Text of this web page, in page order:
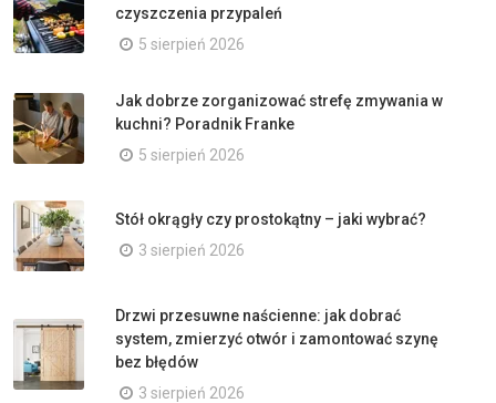
czyszczenia przypaleń
5 sierpień 2026
Jak dobrze zorganizować strefę zmywania w
kuchni? Poradnik Franke
5 sierpień 2026
Stół okrągły czy prostokątny – jaki wybrać?
3 sierpień 2026
Drzwi przesuwne naścienne: jak dobrać
system, zmierzyć otwór i zamontować szynę
bez błędów
3 sierpień 2026